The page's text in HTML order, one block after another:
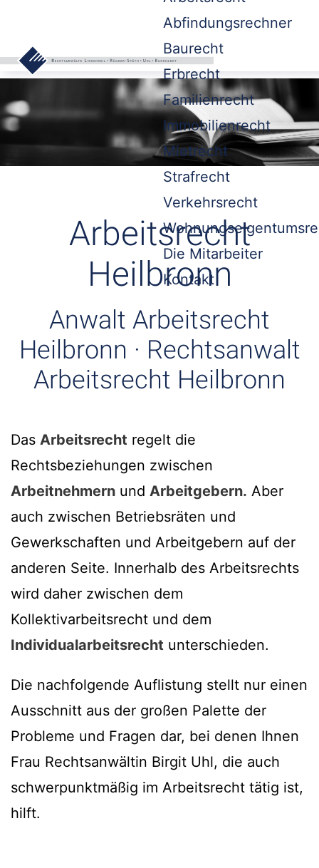
Abfindungsrechner
Baurecht
Erbrecht
Familienrecht
Immobilienrecht
Mietrecht
Strafrecht
Verkehrsrecht
Die Mitarbeiter
Kontakt
Arbeitsrecht
Heilbronn
Anwalt Arbeitsrecht
Heilbronn · Rechtsanwalt
Arbeitsrecht Heilbronn
Das Arbeitsrecht regelt die
Rechtsbeziehungen zwischen
Arbeitnehmern und Arbeitgebern. Aber
auch zwischen Betriebsräten und
Gewerkschaften und Arbeitgebern auf der
anderen Seite. Innerhalb des Arbeitsrechts
wird daher zwischen dem
Kollektivarbeitsrecht und dem
Individualarbeitsrecht unterschieden.
Die nachfolgende Auflistung stellt nur einen
Ausschnitt aus der großen Palette der
Probleme und Fragen dar, bei denen Ihnen
Frau Rechtsanwältin Birgit Uhl, die auch
schwerpunktmäßig im Arbeitsrecht tätig ist,
hilft.